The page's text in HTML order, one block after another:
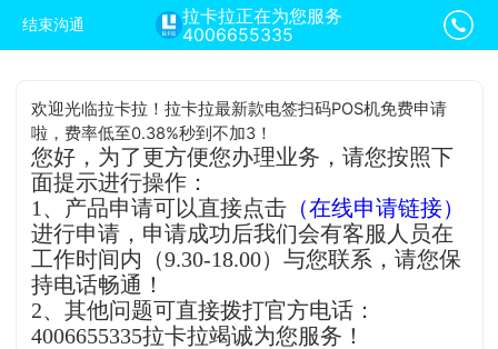
结束沟通
拉卡拉正在为您服务
4006655335
欢迎光临拉卡拉！拉卡拉最新款电签扫码POS机免费申请
啦，费率低至0.38%秒到不加3！
您好，为了更方便您办理业务，请您按照下
面提示进行操作：
1、产品申请可以直接点击 （在线申请链接）
进行申请，申请成功后我们会有客服人员在
工作时间内（9.30-18.00）与您联系，请您保
持电话畅通！
2、其他问题可直接拨打官方电话：
4006655335拉卡拉竭诚为您服务！